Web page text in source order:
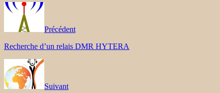
Précédent
Recherche d’un relais DMR HYTERA
Suivant